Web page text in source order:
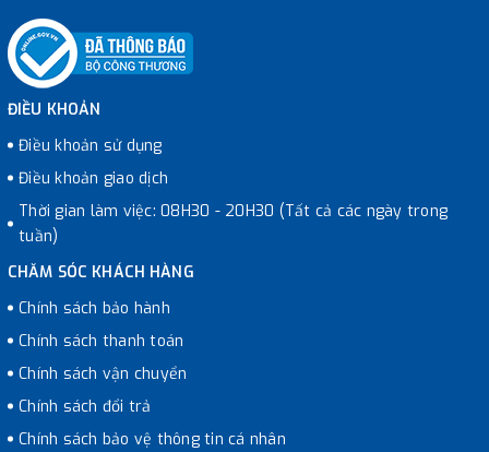
ĐIỀU KHOẢN
Điều khoản sử dụng
Điều khoản giao dịch
Thời gian làm việc: 08H30 - 20H30 (Tất cả các ngày trong
tuần)
CHĂM SÓC KHÁCH HÀNG
Chính sách bảo hành
Chính sách thanh toán
Chính sách vận chuyển
Chính sách đổi trả
Chính sách bảo vệ thông tin cá nhân